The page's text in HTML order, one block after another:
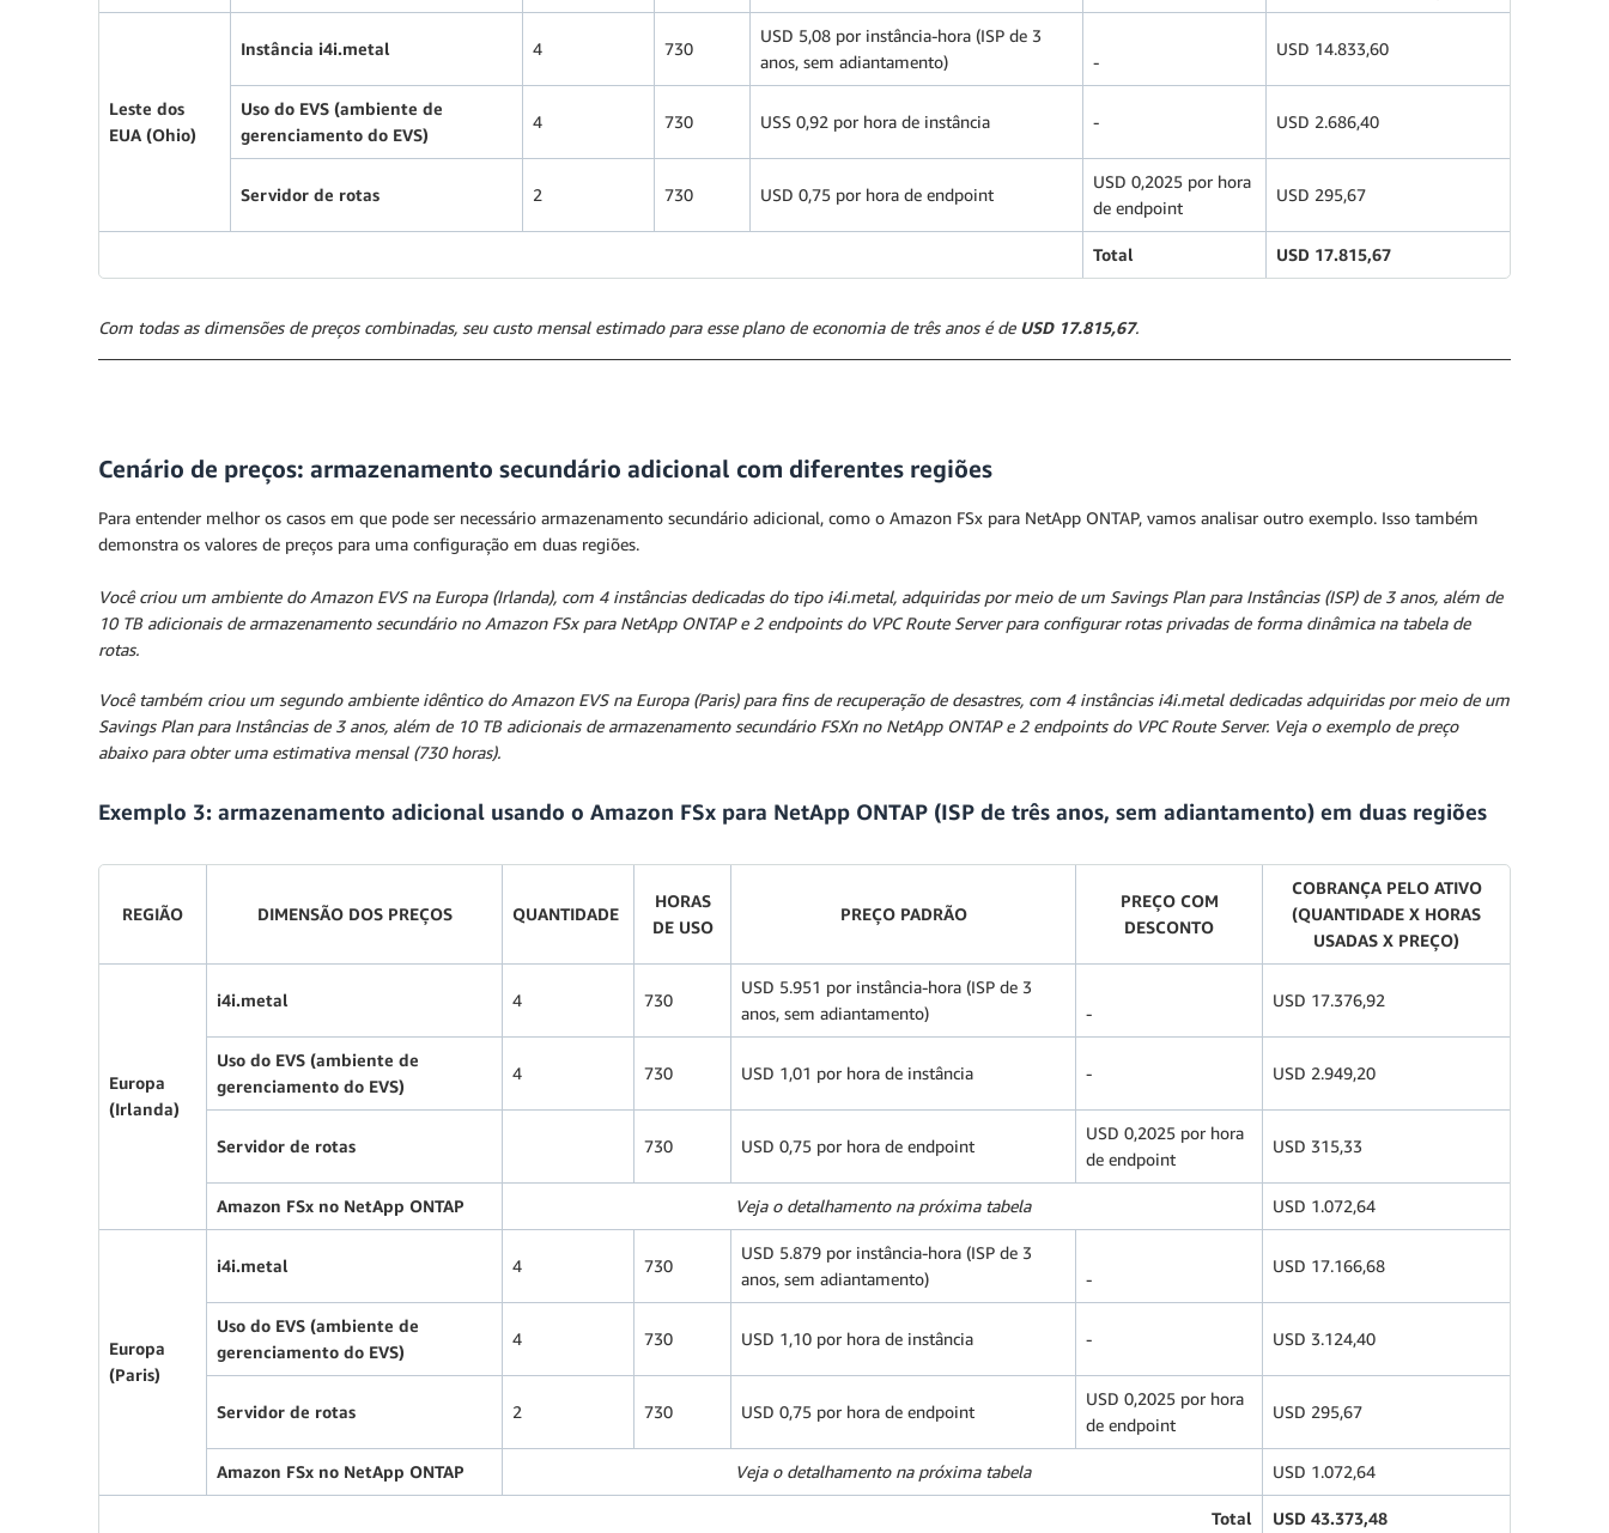
Leste dos
EUA (Ohio)
Instância i4i.metal 4 730
USD 5,08 por instância-hora (ISP de 3
anos, sem adiantamento)
-
USD 14.833,60
Uso do EVS (ambiente de
gerenciamento do EVS)
4 730 USS 0,92 por hora de instância - USD 2.686,40
Servidor de rotas 2 730 USD 0,75 por hora de endpoint
USD 0,2025 por hora
de endpoint
USD 295,67
Total USD 17.815,67
Com todas as dimensões de preços combinadas, seu custo mensal estimado para esse plano de economia de três anos é de USD 17.815,67.
Cenário de preços: armazenamento secundário adicional com diferentes regiões
Para entender melhor os casos em que pode ser necessário armazenamento secundário adicional, como o Amazon FSx para NetApp ONTAP, vamos analisar outro exemplo. Isso também
demonstra os valores de preços para uma configuração em duas regiões.
Você criou um ambiente do Amazon EVS na Europa (Irlanda), com 4 instâncias dedicadas do tipo i4i.metal, adquiridas por meio de um Savings Plan para Instâncias (ISP) de 3 anos, além de
10 TB adicionais de armazenamento secundário no Amazon FSx para NetApp ONTAP e 2 endpoints do VPC Route Server para configurar rotas privadas de forma dinâmica na tabela de
rotas.
Você também criou um segundo ambiente idêntico do Amazon EVS na Europa (Paris) para fins de recuperação de desastres, com 4 instâncias i4i.metal dedicadas adquiridas por meio de um
Savings Plan para Instâncias de 3 anos, além de 10 TB adicionais de armazenamento secundário FSXn no NetApp ONTAP e 2 endpoints do VPC Route Server. Veja o exemplo de preço
abaixo para obter uma estimativa mensal (730 horas).
Exemplo 3: armazenamento adicional usando o Amazon FSx para NetApp ONTAP (ISP de três anos, sem adiantamento) em duas regiões
REGIÃO DIMENSÃO DOS PREÇOS QUANTIDADE
HORAS
DE USO
PREÇO PADRÃO
PREÇO COM
DESCONTO
COBRANÇA PELO ATIVO
(QUANTIDADE X HORAS
USADAS X PREÇO)
Europa
(Irlanda)
i4i.metal 4 730
USD 5.951 por instância-hora (ISP de 3
anos, sem adiantamento)
-
USD 17.376,92
Uso do EVS (ambiente de
gerenciamento do EVS)
4 730 USD 1,01 por hora de instância - USD 2.949,20
Servidor de rotas 730 USD 0,75 por hora de endpoint
USD 0,2025 por hora
de endpoint
USD 315,33
Amazon FSx no NetApp ONTAP Veja o detalhamento na próxima tabela USD 1.072,64
Europa
(Paris)
i4i.metal 4 730
USD 5.879 por instância-hora (ISP de 3
anos, sem adiantamento)
-
USD 17.166,68
Uso do EVS (ambiente de
gerenciamento do EVS)
4 730 USD 1,10 por hora de instância - USD 3.124,40
Servidor de rotas 2 730 USD 0,75 por hora de endpoint
USD 0,2025 por hora
de endpoint
USD 295,67
Amazon FSx no NetApp ONTAP Veja o detalhamento na próxima tabela USD 1.072,64
Total USD 43.373,48